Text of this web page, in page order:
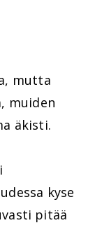
mutta
muiden
äkisti.
kyse
pitää